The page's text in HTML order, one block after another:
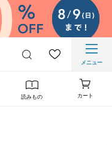
メニュー
読みもの カート